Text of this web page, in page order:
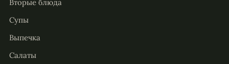
Вторые блюда
Супы
Выпечка
Салаты